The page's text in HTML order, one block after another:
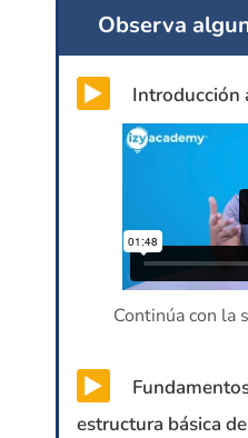
Observa
Introducción
Continúa con la
estructura básica